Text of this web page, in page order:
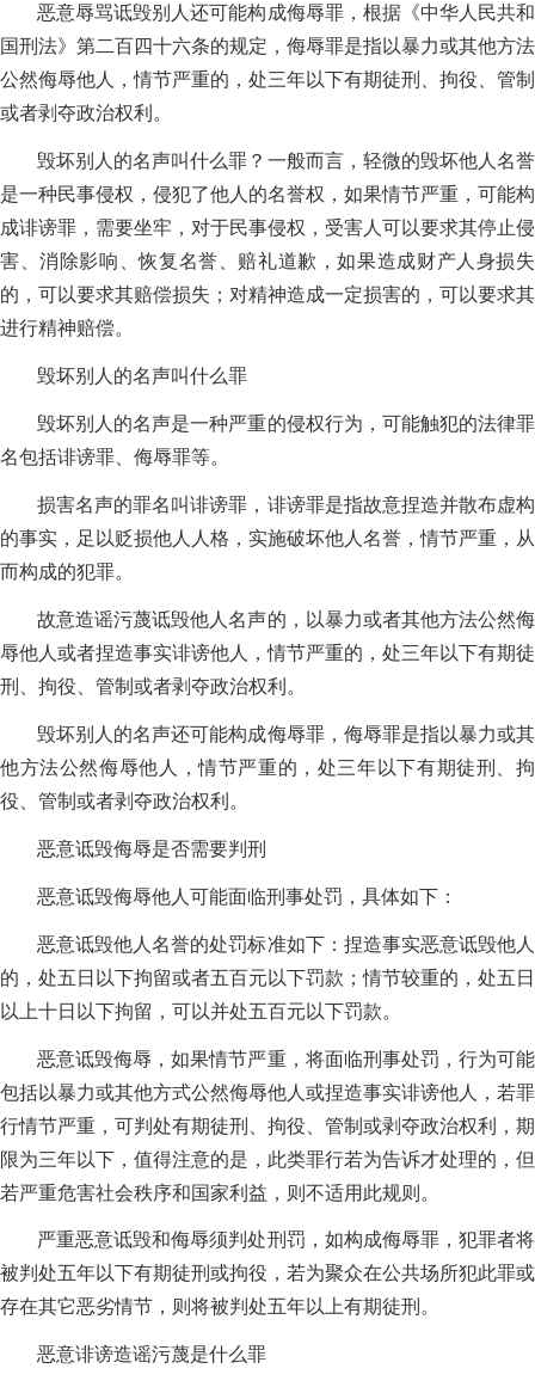
恶意辱骂诋毁别人还可能构成侮辱罪，根据《中华人民共和
国刑法》第二百四十六条的规定，侮辱罪是指以暴力或其他方法
公然侮辱他人，情节严重的，处三年以下有期徒刑、拘役、管制
或者剥夺政治权利。
毁坏别人的名声叫什么罪？一般而言，轻微的毁坏他人名誉
是一种民事侵权，侵犯了他人的名誉权，如果情节严重，可能构
成诽谤罪，需要坐牢，对于民事侵权，受害人可以要求其停止侵
害、消除影响、恢复名誉、赔礼道歉，如果造成财产人身损失
的，可以要求其赔偿损失；对精神造成一定损害的，可以要求其
进行精神赔偿。
毁坏别人的名声叫什么罪
毁坏别人的名声是一种严重的侵权行为，可能触犯的法律罪
名包括诽谤罪、侮辱罪等。
损害名声的罪名叫诽谤罪，诽谤罪是指故意捏造并散布虚构
的事实，足以贬损他人人格，实施破坏他人名誉，情节严重，从
而构成的犯罪。
故意造谣污蔑诋毁他人名声的，以暴力或者其他方法公然侮
辱他人或者捏造事实诽谤他人，情节严重的，处三年以下有期徒
刑、拘役、管制或者剥夺政治权利。
毁坏别人的名声还可能构成侮辱罪，侮辱罪是指以暴力或其
他方法公然侮辱他人，情节严重的，处三年以下有期徒刑、拘
役、管制或者剥夺政治权利。
恶意诋毁侮辱是否需要判刑
恶意诋毁侮辱他人可能面临刑事处罚，具体如下：
恶意诋毁他人名誉的处罚标准如下：捏造事实恶意诋毁他人
的，处五日以下拘留或者五百元以下罚款；情节较重的，处五日
以上十日以下拘留，可以并处五百元以下罚款。
恶意诋毁侮辱，如果情节严重，将面临刑事处罚，行为可能
包括以暴力或其他方式公然侮辱他人或捏造事实诽谤他人，若罪
行情节严重，可判处有期徒刑、拘役、管制或剥夺政治权利，期
限为三年以下，值得注意的是，此类罪行若为告诉才处理的，但
若严重危害社会秩序和国家利益，则不适用此规则。
严重恶意诋毁和侮辱须判处刑罚，如构成侮辱罪，犯罪者将
被判处五年以下有期徒刑或拘役，若为聚众在公共场所犯此罪或
存在其它恶劣情节，则将被判处五年以上有期徒刑。
恶意诽谤造谣污蔑是什么罪